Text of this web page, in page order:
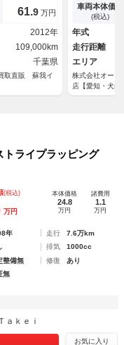
グストップ／
アルミ61.9 万円
2012年
109,000km
千葉県
取直販 蘇我イ
カープレイ・
ト ＣＤ・Ｄ
スエントリ
ジックプレイ
車両本体価格
(税込)
年式
走行距離
エリア
株式会社オー
店【愛知・犬
販売 スズキ・
ライプラッピング
(税込)
万円
本体価格
24.8
万円
諸費用
1.1
万円
年 走行
7.6万km
排気
1000cc
整備無 修復
あり
無
ｋｅｉ
お気に入り